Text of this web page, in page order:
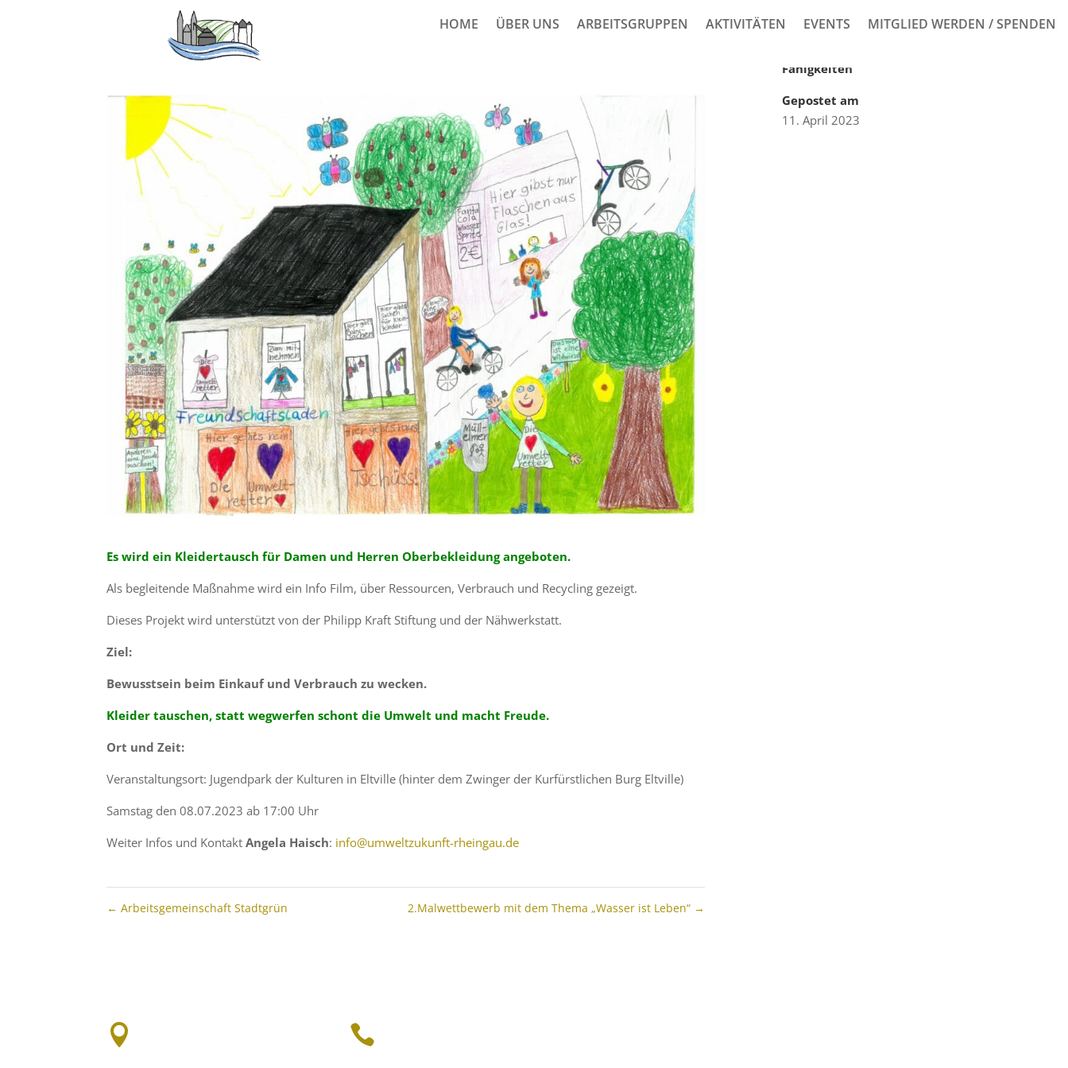
HOME ÜBER UNS ARBEITSGRUPPEN AKTIVITÄTEN EVENTS MITGLIED WERDEN / SPENDEN
Kleidertausch in Eltville am Rhein
Es wird ein Kleidertausch für Damen und Herren Oberbekleidung angeboten.
Als begleitende Maßnahme wird ein Info Film, über Ressourcen, Verbrauch und Recycling gezeigt.
Dieses Projekt wird unterstützt von der Philipp Kraft Stiftung und der Nähwerkstatt.
Ziel:
Bewusstsein beim Einkauf und Verbrauch zu wecken.
Kleider tauschen, statt wegwerfen schont die Umwelt und macht Freude.
Ort und Zeit:
Veranstaltungsort: Jugendpark der Kulturen in Eltville (hinter dem Zwinger der Kurfürstlichen Burg Eltville)
Samstag den 08.07.2023 ab 17:00 Uhr
Weiter Infos und KontaktAngela Haisch: info@umweltzukunft-rheingau.de
← Arbeitsgemeinschaft Stadtgrün 2.Malwettbewerb mit dem Thema „Wasser ist Leben“ →
Fähigkeiten
Gepostet am
11. April 2023
 